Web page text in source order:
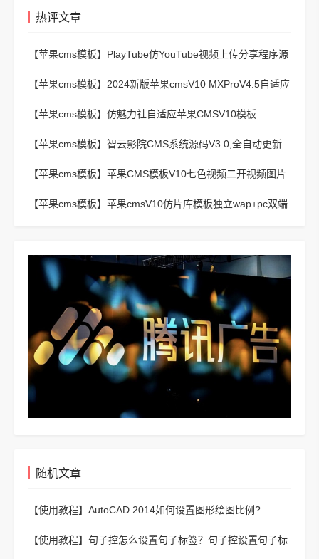
热评文章
【苹果cms模板】 PlayTube仿YouTube视频上传分享程序源
【苹果cms模板】 2024新版苹果cmsV10 MXProV4.5自适应
【苹果cms模板】 仿魅力社自适应苹果CMSV10模板
【苹果cms模板】 智云影院CMS系统源码V3.0,全自动更新
【苹果cms模板】 苹果CMS模板V10七色视频二开视频图片
【苹果cms模板】 苹果cmsV10仿片库模板独立wap+pc双端
随机文章
【使用教程】 AutoCAD 2014如何设置图形绘图比例?
【使用教程】 句子控怎么设置句子标签？句子控设置句子标